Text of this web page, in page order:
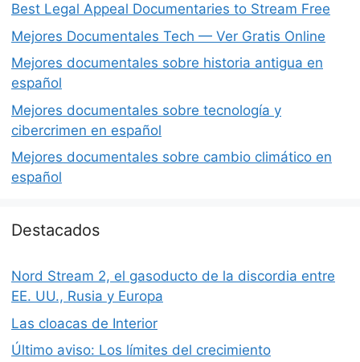
Best Legal Appeal Documentaries to Stream Free
Mejores Documentales Tech — Ver Gratis Online
Mejores documentales sobre historia antigua en
español
Mejores documentales sobre tecnología y
cibercrimen en español
Mejores documentales sobre cambio climático en
español
Destacados
Nord Stream 2, el gasoducto de la discordia entre
EE. UU., Rusia y Europa
Las cloacas de Interior
Último aviso: Los límites del crecimiento